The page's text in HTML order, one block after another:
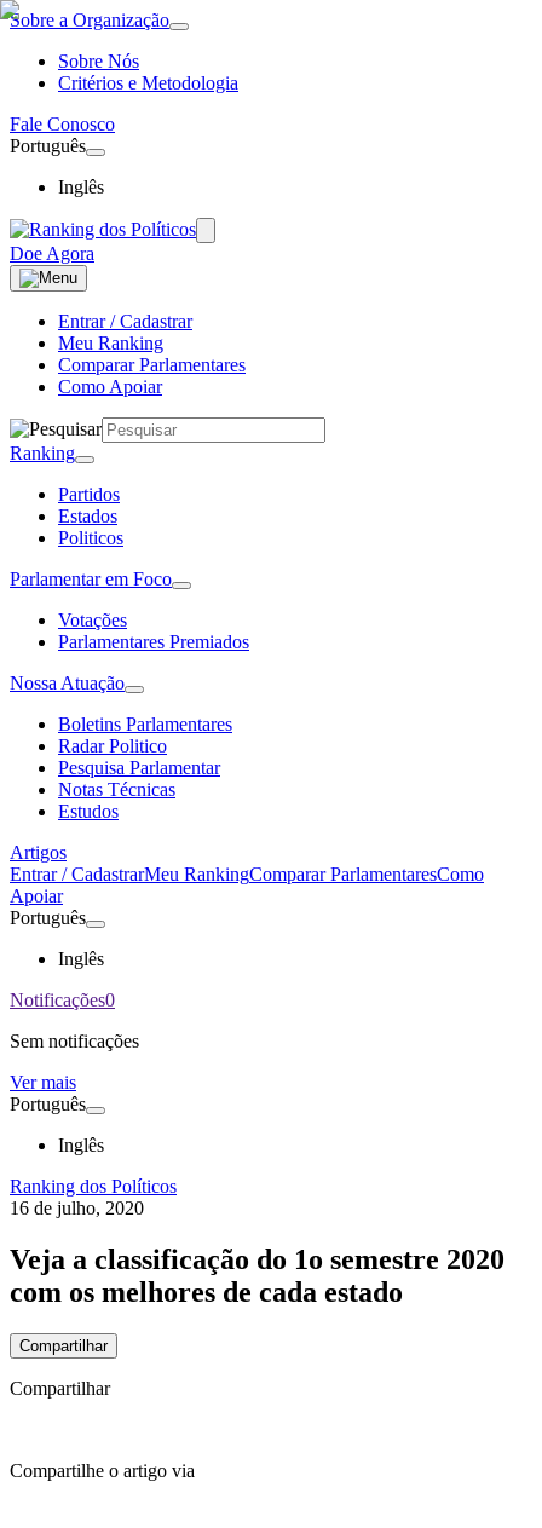
Sobre a Organização
Sobre Nós
Critérios e Metodologia
Fale Conosco
Português
Inglês
Doe Agora
Entrar / Cadastrar
Meu Ranking
Comparar Parlamentares
Como Apoiar
Ranking
Partidos
Estados
Politicos
Parlamentar em Foco
Votações
Parlamentares Premiados
Nossa Atuação
Boletins Parlamentares
Radar Politico
Pesquisa Parlamentar
Notas Técnicas
Estudos
Artigos
Entrar / CadastrarMeu RankingComparar ParlamentaresComo
Apoiar
Português
Inglês
Notificações0
Sem notificações
Ver mais
Português
Inglês
Ranking dos Políticos
16 de julho, 2020
Veja a classificação do 1o semestre 2020
com os melhores de cada estado
Compartilhar
Compartilhar
Compartilhe o artigo via